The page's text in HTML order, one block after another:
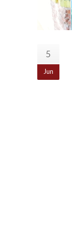
5
Jun